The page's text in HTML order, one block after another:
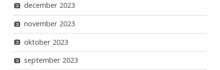
december 2023
november 2023
oktober 2023
september 2023